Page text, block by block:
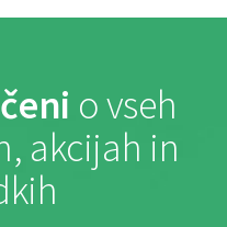
o vseh
akcijah in